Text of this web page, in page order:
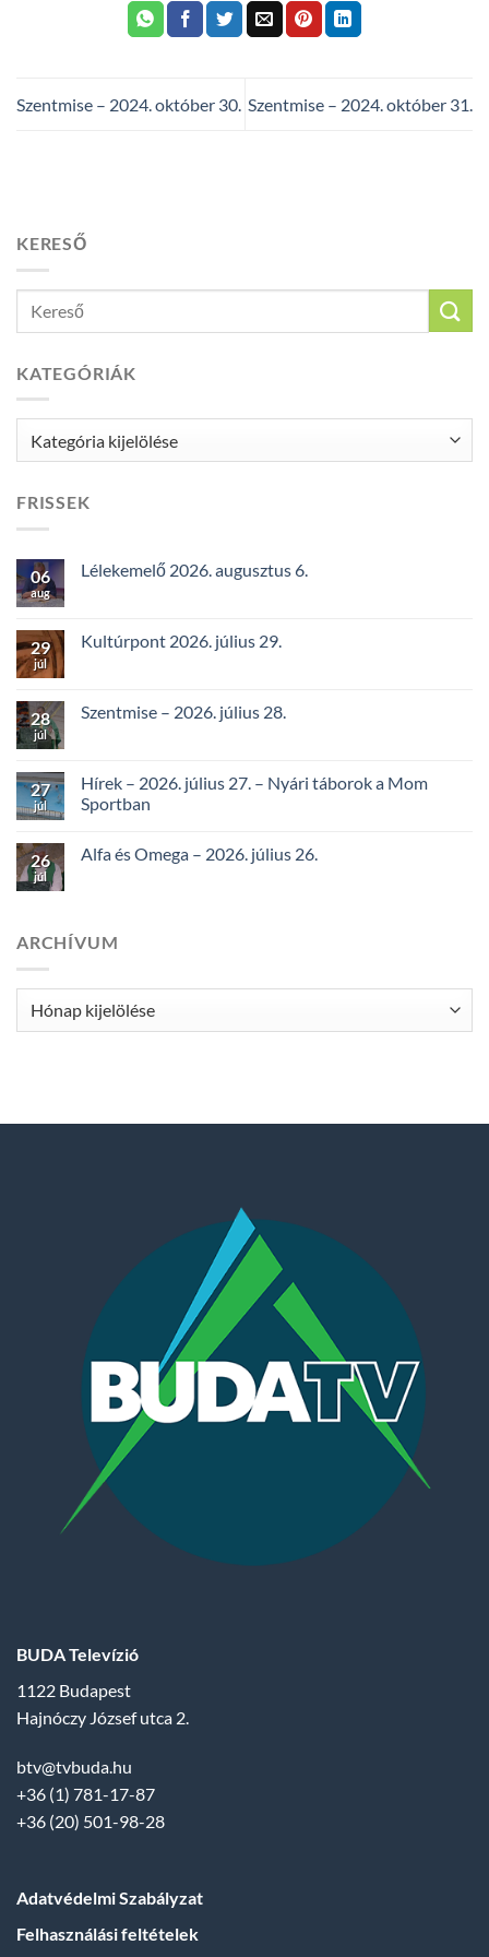
Szentmise – 2024. október 30. Szentmise – 2024. október 31.
KERESŐ
KATEGÓRIÁK
FRISSEK
06
aug
Lélekemelő 2026. augusztus 6.
29
júl
Kultúrpont 2026. július 29.
28
júl
Szentmise – 2026. július 28.
27
júl
Hírek – 2026. július 27. – Nyári táborok a Mom
Sportban
26
júl
Alfa és Omega – 2026. július 26.
ARCHÍVUM
Archívum
BUDA Televízió
1122 Budapest
Hajnóczy József utca 2.
btv@tvbuda.hu
+36 (1) 781-17-87
+36 (20) 501-98-28
Adatvédelmi Szabályzat
Felhasználási feltételek